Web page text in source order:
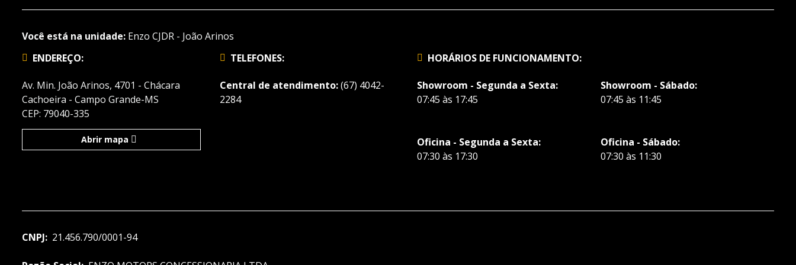
Você está na unidade: Enzo CJDR - João Arinos
ENDEREÇO:
Av. Min. João Arinos, 4701 - Chácara
Cachoeira - Campo Grande-MS
CEP: 79040-335
Abrir mapa
TELEFONES:
Central de atendimento:(67) 4042-
2284
HORÁRIOS DE FUNCIONAMENTO:
Showroom - Segunda a Sexta:
07:45 às 17:45
Showroom - Sábado:
07:45 às 11:45
Oficina - Segunda a Sexta:
07:30 às 17:30
Oficina - Sábado:
07:30 às 11:30
CNPJ: 21.456.790/0001-94